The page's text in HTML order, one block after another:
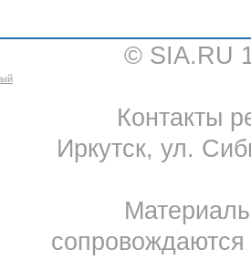
© SIA.RU
Контакты
Иркутск, ул.